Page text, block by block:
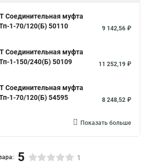
Соединительная муфта
1-70/120(Б) 50110
9 142,56 ₽
Соединительная муфта
1-150/240(Б) 50109
11 252,19 ₽
Соединительная муфта
1-70/120(Б) 54595
8 248,52 ₽
Показать больше
5 1